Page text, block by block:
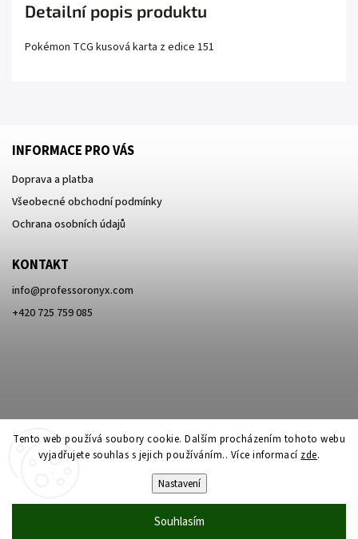
Tento web používá soubory cookie. Dalším procházením tohoto webu
vyjadřujete souhlas s jejich používáním.. Více informací zde.
Nastavení
Souhlasím
Detailní popis produktu
Pokémon TCG kusová karta z edice 151
INFORMACE PRO VÁS
Doprava a platba
Všeobecné obchodní podmínky
Ochrana osobních údajů
KONTAKT
info@professoronyx.com
+420 725 759 085
Professor Onyx. Všechna práva vyhrazena.